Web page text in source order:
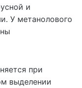
и
У метанолового
при
выделении